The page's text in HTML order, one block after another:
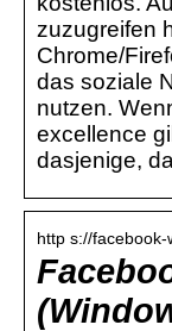
zuzugreifen
Chrome/
das soziale
nutzen.
excellence
dasjenige,
http s://